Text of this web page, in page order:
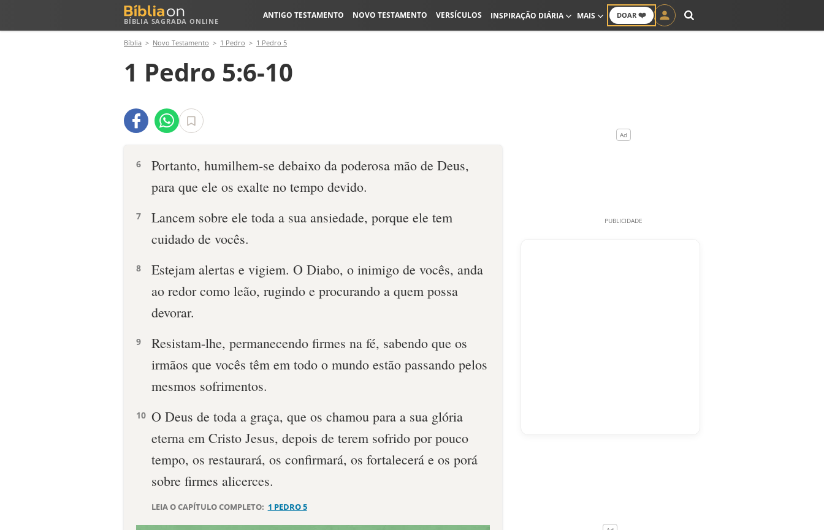
BÍBLIA SAGRADA ONLINE
DOAR ❤️
ANTIGO TESTAMENTO NOVO TESTAMENTO VERSÍCULOS INSPIRAÇÃO DIÁRIA MAIS
Bíblia Novo Testamento 1 Pedro 1 Pedro 5
1 Pedro 5:6-10
6
Portanto, humilhem-se debaixo da poderosa mão de Deus,
para que ele os exalte no tempo devido.
7
Lancem sobre ele toda a sua ansiedade, porque ele tem
cuidado de vocês.
8
Estejam alertas e vigiem. O Diabo, o inimigo de vocês, anda
ao redor como leão, rugindo e procurando a quem possa
devorar.
9
Resistam-lhe, permanecendo firmes na fé, sabendo que os
irmãos que vocês têm em todo o mundo estão passando pelos
mesmos sofrimentos.
10 O Deus de toda a graça, que os chamou para a sua glória
eterna em Cristo Jesus, depois de terem sofrido por pouco
tempo, os restaurará, os confirmará, os fortalecerá e os porá
sobre firmes alicerces.
LEIA O CAPÍTULO COMPLETO: 1 PEDRO 5